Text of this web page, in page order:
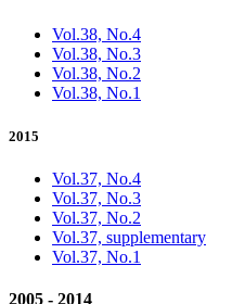
Vol.38, No.4
Vol.38, No.3
Vol.38, No.2
Vol.38, No.1
2015
Vol.37, No.4
Vol.37, No.3
Vol.37, No.2
Vol.37, supplementary
Vol.37, No.1
2005 - 2014